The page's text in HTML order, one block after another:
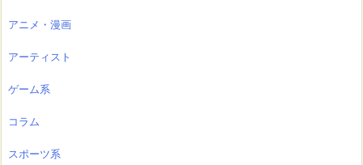
アニメ・漫画
アーティスト
ゲーム系
コラム
スポーツ系